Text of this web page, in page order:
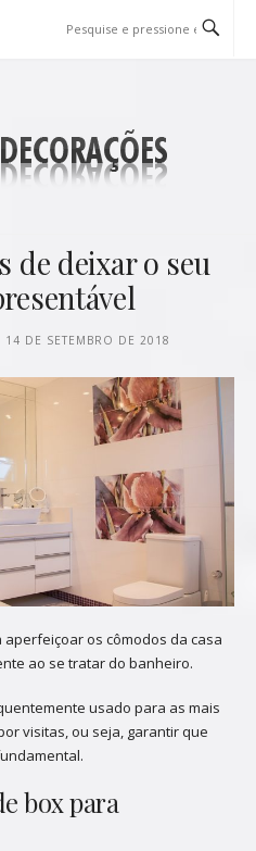
de deixar o seu
14 DE SETEMBRO DE 2018
os cômodos da casa
ao se tratar do banheiro.
usado para as mais
visitas, ou seja, garantir que
box para